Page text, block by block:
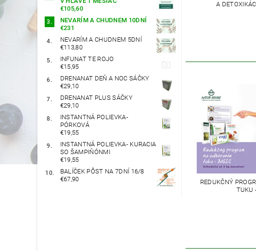
€105,60
NEVARÍM A CHUDNEM 10DNÍ
€231
NEVARÍM A CHUDNEM 5DNÍ
€113,80
INFUNAT TE ROJO
€15,95
DRENANAT DEŇ A NOC SÁČKY
€29,10
DRENANAT PLUS SÁČKY
€29,10
INSTANTNÁ POLIEVKA-
PÓRKOVÁ
€19,55
INSTANTNÁ POLIEVKA- KURACIA
SO ŠAMPIŇÓNMI
€19,55
BALÍČEK PÔST NA 7DNÍ 16/8
€67,90
A
REDUKČNÝ
TUKU